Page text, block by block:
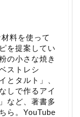
料を使って
を提案してい
の小さな焼き
ストレシ
とタルト 」、
しで作るアイ
」など、著書多
ら 。 YouTube